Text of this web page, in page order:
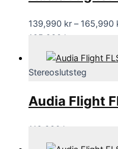
139,990 kr – 165,990
165,990 kr
Stereoslutsteg
Audia Flight
119,990 kr